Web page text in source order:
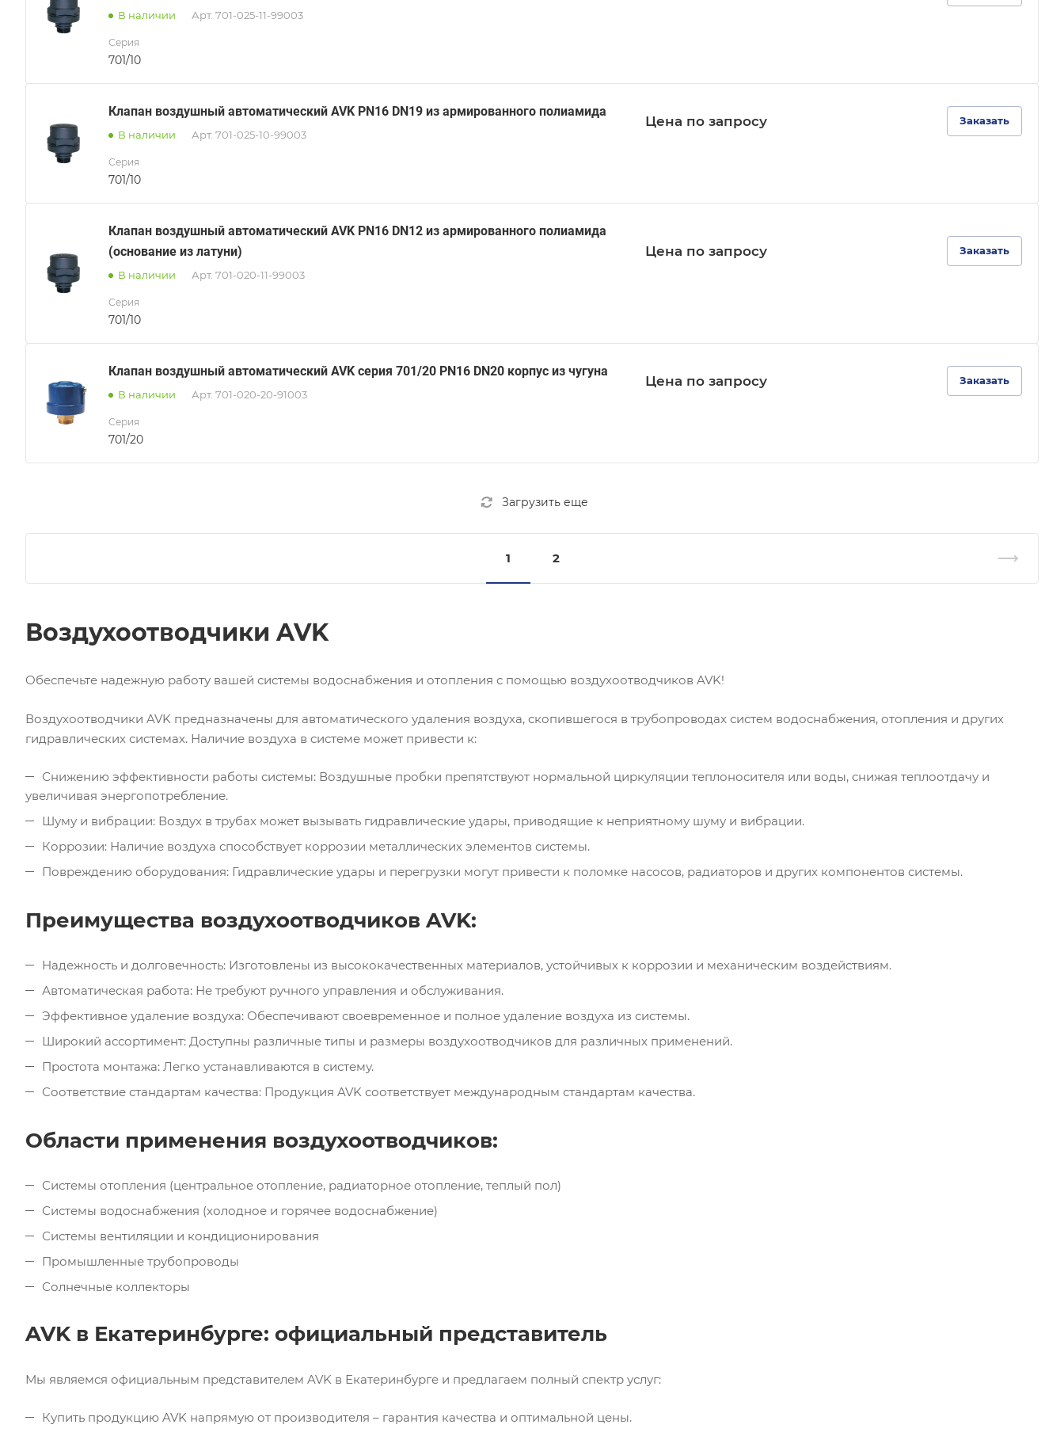
В наличии Арт. 701-025-11-99003
Серия
701/10
Клапан воздушный автоматический AVK PN16 DN19 из армированного полиамида
В наличии Арт. 701-025-10-99003
Цена по запросу Заказать
Серия
701/10
Клапан воздушный автоматический AVK PN16 DN12 из армированного полиамида
(основание из латуни)
В наличии Арт. 701-020-11-99003
Цена по запросу Заказать
Серия
701/10
Клапан воздушный автоматический AVK серия 701/20 PN16 DN20 корпус из чугуна
В наличии Арт. 701-020-20-91003
Цена по запросу Заказать
Серия
701/20
Загрузить еще
1 2
Воздухоотводчики AVK
Обеспечьте надежную работу вашей системы водоснабжения и отопления с помощью воздухоотводчиков AVK!
Воздухоотводчики AVK предназначены для автоматического удаления воздуха, скопившегося в трубопроводах систем водоснабжения, отопления и других
гидравлических системах. Наличие воздуха в системе может привести к:
Снижению эффективности работы системы: Воздушные пробки препятствуют нормальной циркуляции теплоносителя или воды, снижая теплоотдачу и
увеличивая энергопотребление.
Шуму и вибрации: Воздух в трубах может вызывать гидравлические удары, приводящие к неприятному шуму и вибрации.
Коррозии: Наличие воздуха способствует коррозии металлических элементов системы.
Повреждению оборудования: Гидравлические удары и перегрузки могут привести к поломке насосов, радиаторов и других компонентов системы.
Преимущества воздухоотводчиков AVK:
Надежность и долговечность: Изготовлены из высококачественных материалов, устойчивых к коррозии и механическим воздействиям.
Автоматическая работа: Не требуют ручного управления и обслуживания.
Эффективное удаление воздуха: Обеспечивают своевременное и полное удаление воздуха из системы.
Широкий ассортимент: Доступны различные типы и размеры воздухоотводчиков для различных применений.
Простота монтажа: Легко устанавливаются в систему.
Соответствие стандартам качества: Продукция AVK соответствует международным стандартам качества.
Области применения воздухоотводчиков:
Системы отопления (центральное отопление, радиаторное отопление, теплый пол)
Системы водоснабжения (холодное и горячее водоснабжение)
Системы вентиляции и кондиционирования
Промышленные трубопроводы
Солнечные коллекторы
AVK в Екатеринбурге: официальный представитель
Мы являемся официальным представителем AVK в Екатеринбурге и предлагаем полный спектр услуг:
Купить продукцию AVK напрямую от производителя – гарантия качества и оптимальной цены.